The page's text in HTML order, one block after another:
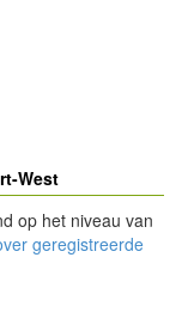
West
op het niveau van
geregistreerde